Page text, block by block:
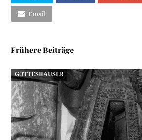
Email
Frühere Beiträge
GOTTESHÄUSER